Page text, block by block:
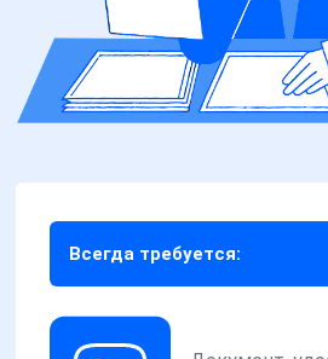
Всегда требуется: